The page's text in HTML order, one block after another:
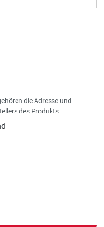
die Adresse und
des Produkts.